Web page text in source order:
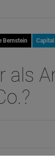
Bernstein
als